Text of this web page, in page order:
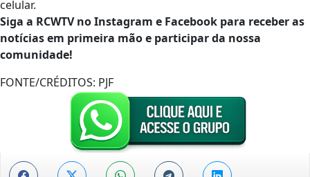
celular.
Siga a RCWTV no Instagram e Facebook para receber as
notícias em primeira mão e participar da nossa
comunidade!
FONTE/CRÉDITOS: PJF